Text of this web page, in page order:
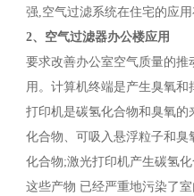
强,空气过滤系统在住宅的应用
2、空气过滤器办公楼应用
要求改善办公室空气质量的
用。计算机终端是产生臭氧
打印机是碳氢化合物和臭氧
化合物、可吸入悬浮粒子和
化合物;激光打印机产生碳氢
这些产物 已经严重地污染了